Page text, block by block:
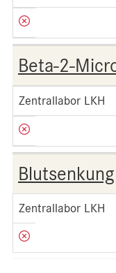
Beta-2-
Zentrallabor LKH
Zentrallabor LKH